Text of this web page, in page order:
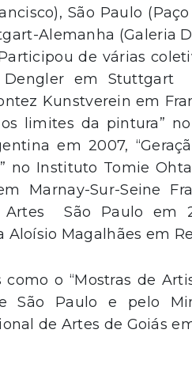
São Paulo
Alemanha (Galeria
de várias
em Stuttgart
Kunstverein em
limites da pintura”
em 2007,
no Instituto Tomie
Marnay-Sur-Seine
Artes São Paulo em
Aloísio Magalhães em
o “Mostras de
São Paulo e pelo
de Artes de Goiás